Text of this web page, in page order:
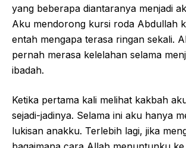
yang beberapa diantaranya menjadi
Aku mendorong kursi roda Abdullah
entah mengapa terasa ringan sekali.
pernah merasa kelelahan selama
ibadah.
Ketika pertama kali melihat kakbah
sejadi-jadinya. Selama ini aku hanya
lukisan anakku. Terlebih lagi, jika